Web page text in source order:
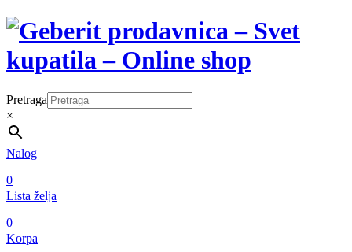
Pretraga
×
Nalog
0
Lista želja
0
Korpa